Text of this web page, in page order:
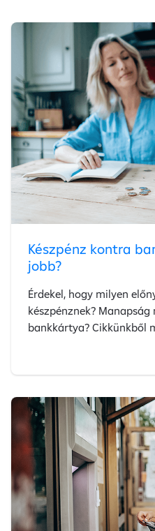
Készpénz kontra
jobb?
Érdekel, hogy milyen
készpénznek?
bankkártya? Cikkünkből